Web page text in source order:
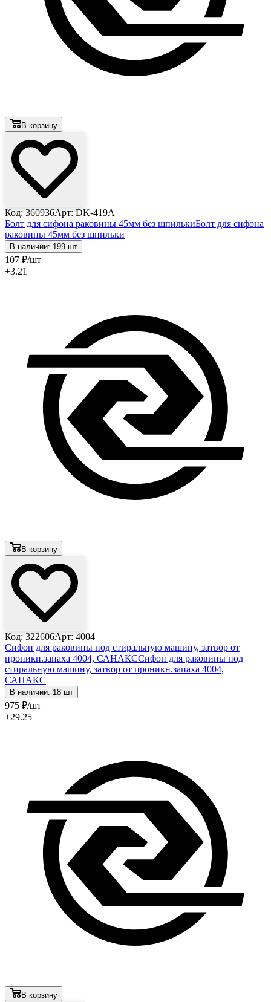
В корзину
Код: 360936Арт: DK-419А
Болт для сифона раковины 45мм без шпилькиБолт для сифона
раковины 45мм без шпильки
В наличии: 199 шт
107 ₽/шт
+3.21
В корзину
Код: 322606Арт: 4004
Сифон для раковины под стиральную машину, затвор от
проникн.запаха 4004, САНАКССифон для раковины под
стиральную машину, затвор от проникн.запаха 4004,
САНАКС
В наличии: 18 шт
975 ₽/шт
+29.25
В корзину